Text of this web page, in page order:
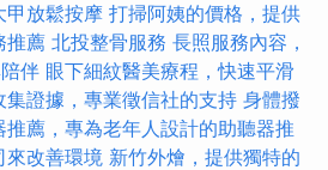
甲放鬆按摩 打掃阿姨的價格，提供
推薦 北投整骨服務 長照服務內容，
伴 眼下細紋醫美療程，快速平滑
集證據，專業徵信社的支持 身體撥
推薦，專為老年人設計的助聽器推
來改善環境 新竹外燴，提供獨特的